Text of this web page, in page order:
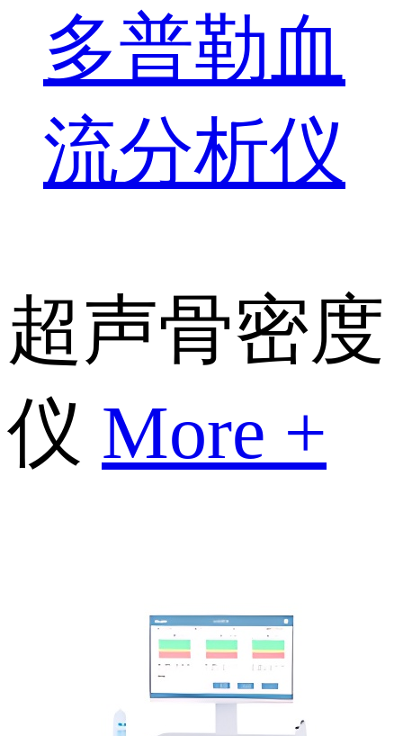
多普勒血
流分析仪
超声骨密度
仪 More +